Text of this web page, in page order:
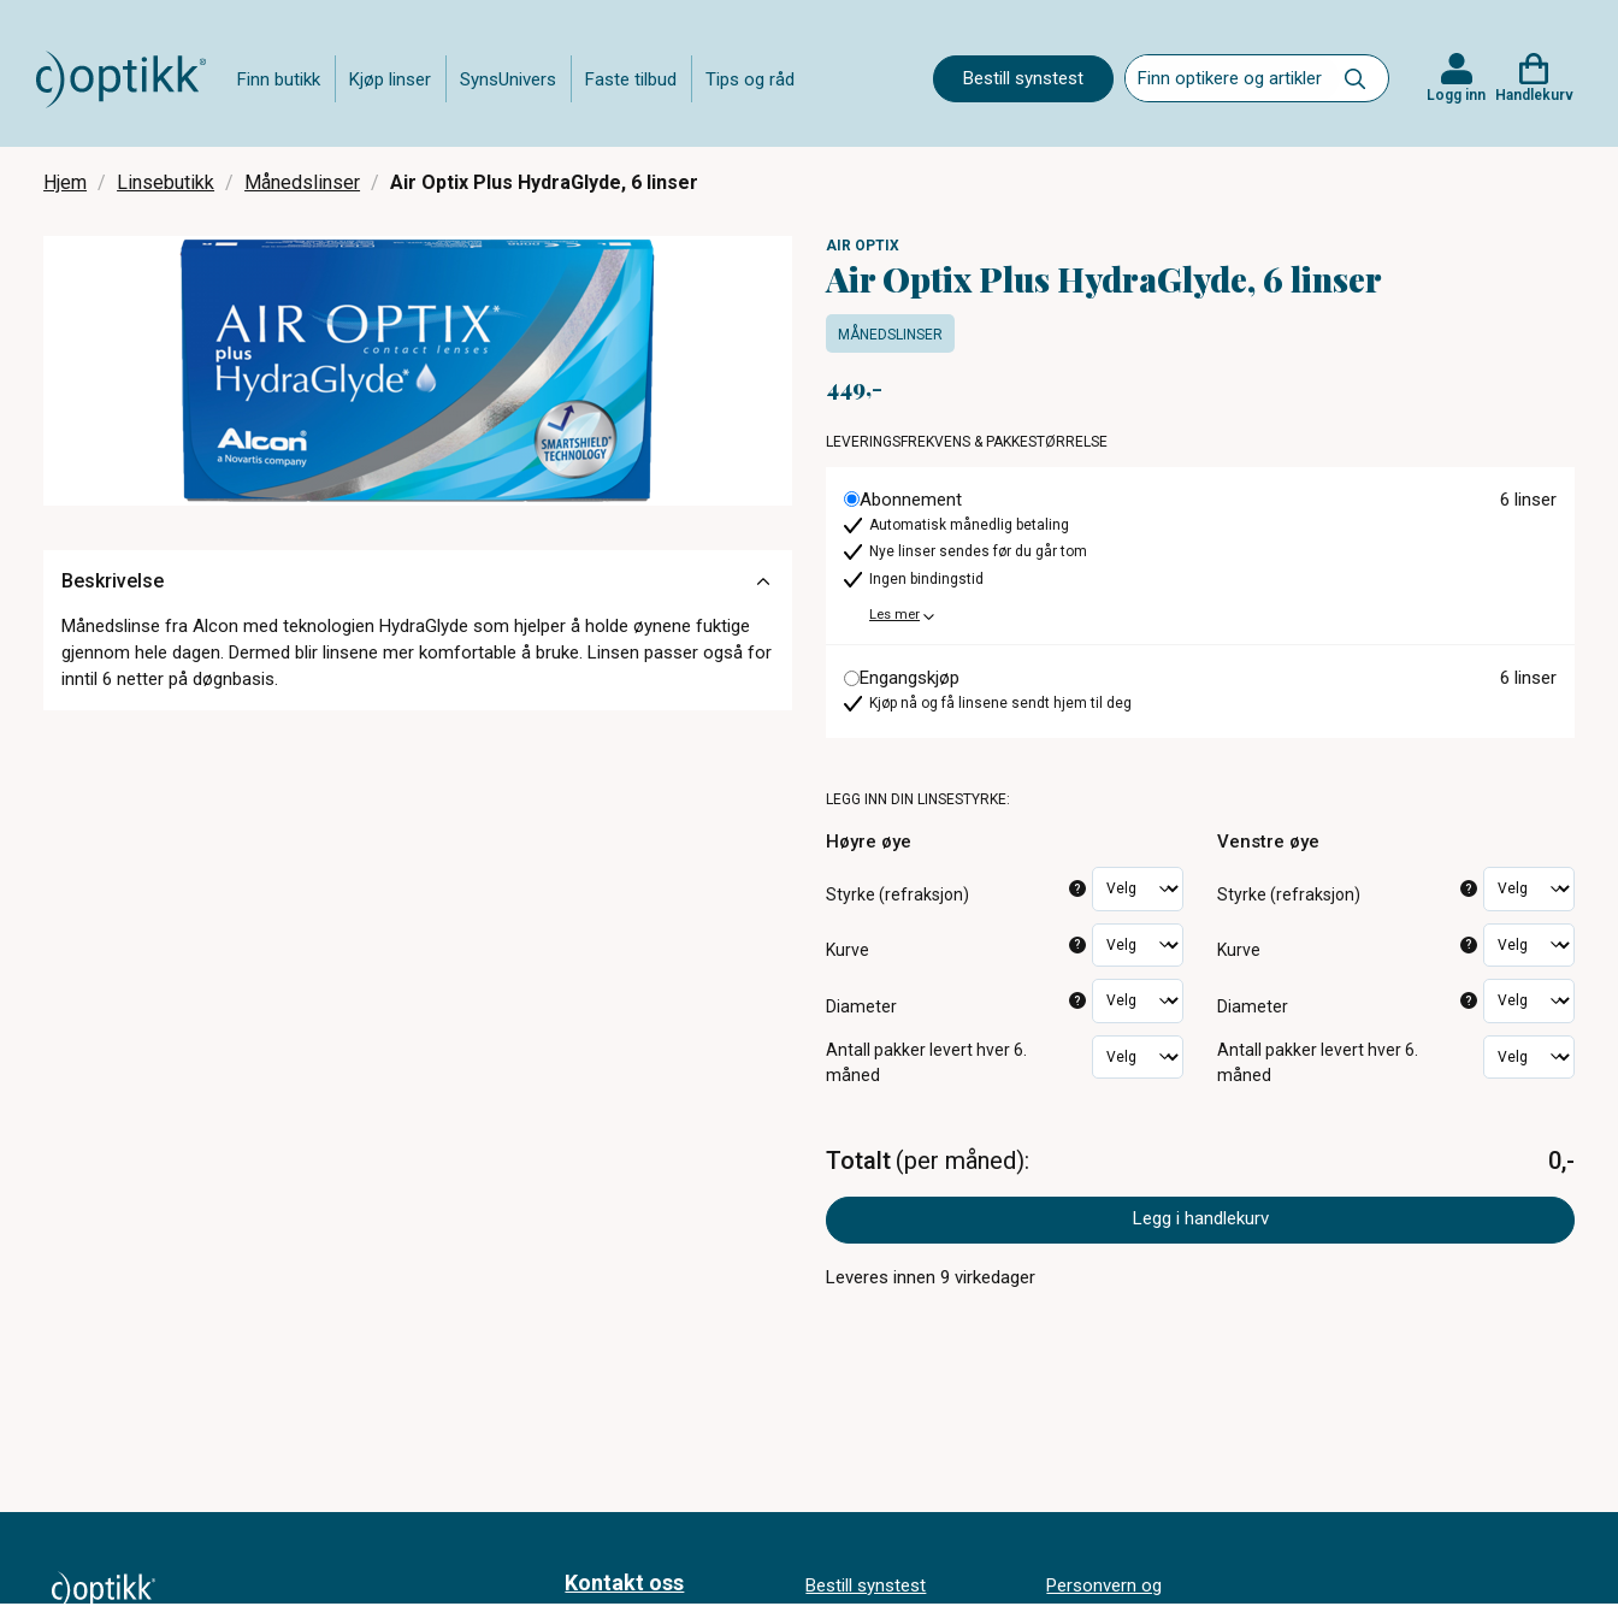
Bestill synstest
Finn butikk Kjøp linser SynsUnivers Faste tilbud Tips og råd
Logg inn Handlekurv
Hjem Linsebutikk Månedslinser Air Optix Plus HydraGlyde, 6 linser
Beskrivelse
Månedslinse fra Alcon med teknologien HydraGlyde som hjelper å holde øynene fuktige
gjennom hele dagen. Dermed blir linsene mer komfortable å bruke. Linsen passer også for
inntil 6 netter på døgnbasis.
AIR OPTIX
Air Optix Plus HydraGlyde, 6 linser
MÅNEDSLINSER
449
LEVERINGSFREKVENS & PAKKESTØRRELSE
Abonnement 6 linser
Automatisk månedlig betaling
Nye linser sendes før du går tom
Ingen bindingstid
Les mer
Engangskjøp 6 linser
Kjøp nå og få linsene sendt hjem til deg
LEGG INN DIN LINSESTYRKE:
Høyre øye
Styrke (refraksjon) ?
Kurve ?
Diameter ?
Antall pakker levert hver 6.
måned
Venstre øye
Styrke (refraksjon) ?
Kurve ?
Diameter ?
Antall pakker levert hver 6.
måned
Totalt per måned 0,-
Legg i handlekurv
Leveres innen9 virkedager
Kontakt oss
Bestill synstest
Personvern og